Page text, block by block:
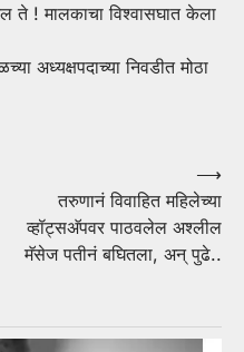
ते ! मालकाचा विश्वासघात केला
अध्यक्षपदाच्या निवडीत मोठा
तरुणानं विवाहित महिलेच्या
व्हॉट्सअ‍ॅपवर पाठवलेल अश्लील
मॅसेज पतीनं बघितला, अन् पुढे..
⟶